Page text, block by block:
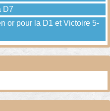
D7
or pour la D1 et Victoire 5-